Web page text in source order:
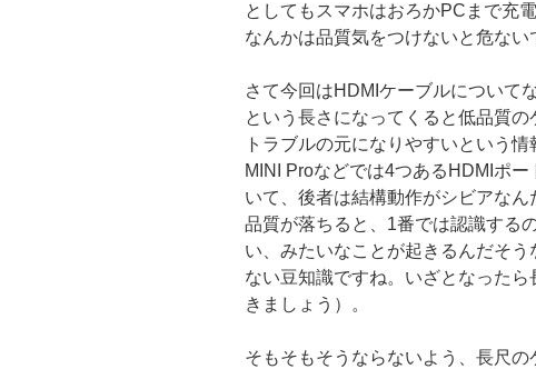
としてもスマホはおろかPCまで充
なんかは品質気をつけないと危ない
さて今回はHDMIケーブルについて
という長さになってくると低品質
トラブルの元になりやすいという
MINI Proなどでは4つあるHDMIポ
いて、後者は結構動作がシビアな
品質が落ちると、1番では認識する
い、みたいなことが起きるんだそ
ない豆知識ですね。いざとなった
きましょう）。
そもそもそうならないよう、長尺